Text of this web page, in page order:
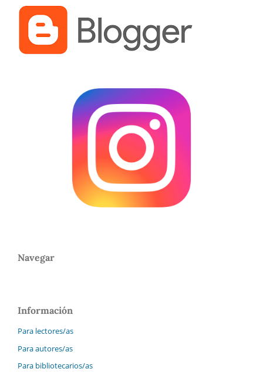
Navegar
Información
Para lectores/as
Para autores/as
Para bibliotecarios/as